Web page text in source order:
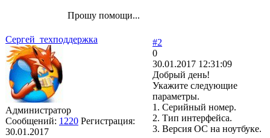
Прошу помощи...
Сергей_техподдержка
Администратор
Сообщений: 1220 Регистрация:
30.01.2017
#2
0
30.01.2017 12:31:09
Добрый день!
Укажите следующие
параметры.
1. Серийный номер.
2. Тип интерфейса.
3. Версия ОС на ноутбуке.